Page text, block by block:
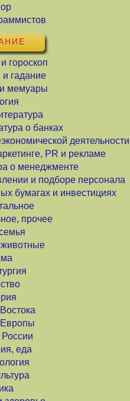
гороскоп
и гадание
мемуары
о банках
деятельности
PR и рекламе
о менеджменте
и подборе персонала
бумагах и инвестициях
прочее
еда